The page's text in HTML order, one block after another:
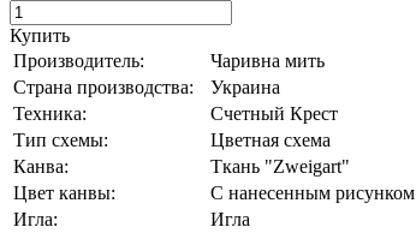
Купить
Производитель:
Чаривна мить
Страна производства:
Украина
Техника:
Счетный Крест
Тип схемы:
Цветная схема
Канва:
Ткань "Zweigart"
Цвет канвы:
С нанесенным рисунком
Игла:
Игла